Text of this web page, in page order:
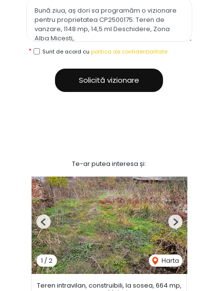
Sunt de acord cu politica de confidențialitate
Solicită vizionare
Te-ar putea interesa și:
1 / 2 Harta
Previous Next
Teren intravilan, construibili, la sosea, 664 mp,